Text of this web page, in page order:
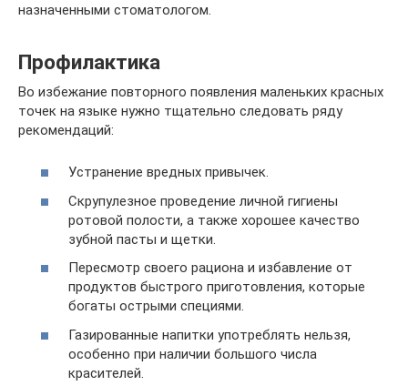
назначенными стоматологом.
Профилактика
Во избежание повторного появления маленьких красных
точек на языке нужно тщательно следовать ряду
рекомендаций:
Устранение вредных привычек.
Скрупулезное проведение личной гигиены
ротовой полости, а также хорошее качество
зубной пасты и щетки.
Пересмотр своего рациона и избавление от
продуктов быстрого приготовления, которые
богаты острыми специями.
Газированные напитки употреблять нельзя,
особенно при наличии большого числа
красителей.